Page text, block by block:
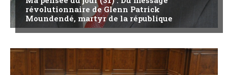
révolutionnaire de Glenn Patrick
Moundendé, martyr de la république